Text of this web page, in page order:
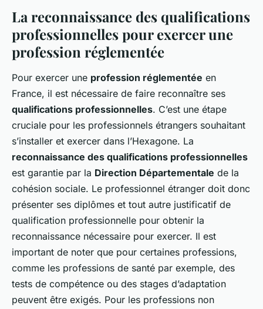
La reconnaissance des qualifications
professionnelles pour exercer une
profession réglementée
Pour exercer une profession réglementée en
France, il est nécessaire de faire reconnaître ses
qualifications professionnelles. C’est une étape
cruciale pour les professionnels étrangers souhaitant
s’installer et exercer dans l’Hexagone. La
reconnaissance des qualifications professionnelles
est garantie par la Direction Départementale de la
cohésion sociale. Le professionnel étranger doit donc
présenter ses diplômes et tout autre justificatif de
qualification professionnelle pour obtenir la
reconnaissance nécessaire pour exercer. Il est
important de noter que pour certaines professions,
comme les professions de santé par exemple, des
tests de compétence ou des stages d’adaptation
peuvent être exigés. Pour les professions non